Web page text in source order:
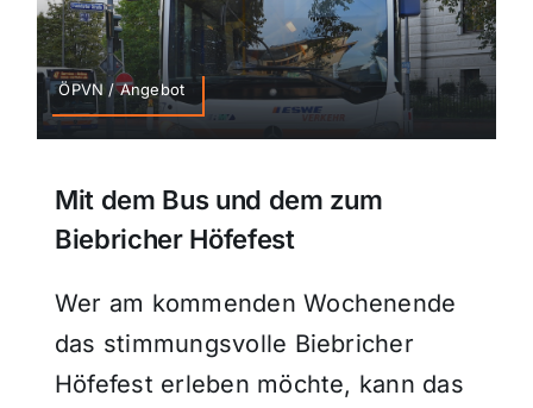
ÖPVN / Angebot
Mit dem Bus und dem zum
Biebricher Höfefest
Wer am kommenden Wochenende
das stimmungsvolle Biebricher
Höfefest erleben möchte, kann das